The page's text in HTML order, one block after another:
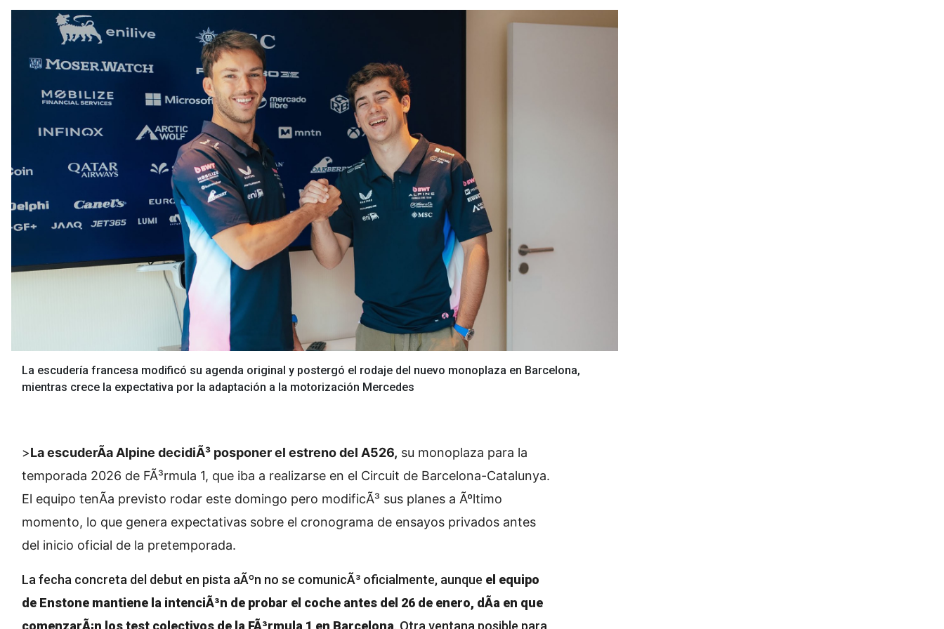
La escudería francesa modificó su agenda original y postergó el rodaje del nuevo monoplaza en Barcelona,
mientras crece la expectativa por la adaptación a la motorización Mercedes
>La escuderÃ­a Alpine decidiÃ³ posponer el estreno del A526, su monoplaza para la
temporada 2026 de FÃ³rmula 1, que iba a realizarse en el Circuit de Barcelona-Catalunya.
El equipo tenÃ­a previsto rodar este domingo pero modificÃ³ sus planes a Ãºltimo
momento, lo que genera expectativas sobre el cronograma de ensayos privados antes
del inicio oficial de la pretemporada.
La fecha concreta del debut en pista aÃºn no se comunicÃ³ oficialmente, aunque el equipo
de Enstone mantiene la intenciÃ³n de probar el coche antes del 26 de enero, dÃ­a en que
comenzarÃ¡n los test colectivos de la FÃ³rmula 1 en Barcelona . Otra ventana posible para